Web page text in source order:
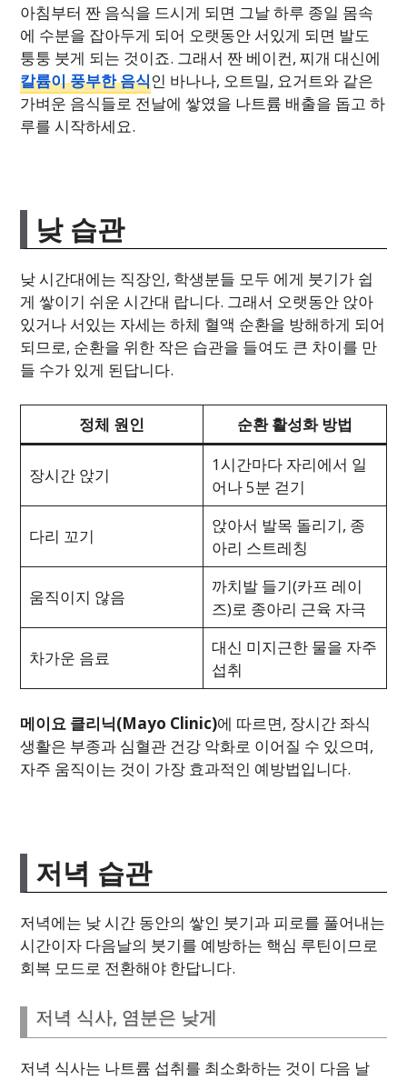
아침부터 짠 음식을 드시게 되면 그날 하루 종일 몸속
에 수분을 잡아두게 되어 오랫동안 서있게 되면 발도
퉁퉁 붓게 되는 것이죠. 그래서 짠 베이컨, 찌개 대신에
칼륨이 풍부한 음식인 바나나, 오트밀, 요거트와 같은
가벼운 음식들로 전날에 쌓였을 나트륨 배출을 돕고 하
루를 시작하세요.
낮 습관
낮 시간대에는 직장인, 학생분들 모두 에게 붓기가 쉽
게 쌓이기 쉬운 시간대 랍니다. 그래서 오랫동안 앉아
있거나 서있는 자세는 하체 혈액 순환을 방해하게 되어
되므로, 순환을 위한 작은 습관을 들여도 큰 차이를 만
들 수가 있게 된답니다.
정체 원인 순환 활성화 방법
장시간 앉기
1시간마다 자리에서 일
어나 5분 걷기
다리 꼬기
앉아서 발목 돌리기, 종
아리 스트레칭
움직이지 않음
까치발 들기(카프 레이
즈)로 종아리 근육 자극
차가운 음료
대신 미지근한 물을 자주
섭취
메이요 클리닉(Mayo Clinic)에 따르면, 장시간 좌식
생활은 부종과 심혈관 건강 악화로 이어질 수 있으며,
자주 움직이는 것이 가장 효과적인 예방법입니다.
저녁 습관
저녁에는 낮 시간 동안의 쌓인 붓기과 피로를 풀어내는
시간이자 다음날의 붓기를 예방하는 핵심 루틴이므로
회복 모드로 전환해야 한답니다.
저녁 식사, 염분은 낮게
저녁 식사는 나트륨 섭취를 최소화하는 것이 다음 날